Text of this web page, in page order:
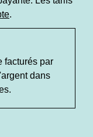
.
facturés par
dans